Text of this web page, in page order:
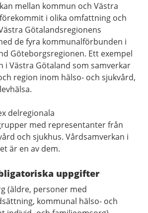
mellan kommun och Västra
i olika omfattning och
Götalandsregionens
de fyra kommunalförbunden i
Göteborgsregionen. Ett exempel
i Västra Götaland som samverkar
region inom hälso- och sjukvård,
delregionala
med representanter från
och sjukhus. Vårdsamverkan i
är en av dem.
uppgifter
(äldre, personer med
kommunal hälso- och